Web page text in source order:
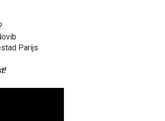
Parijs